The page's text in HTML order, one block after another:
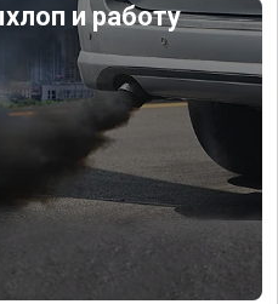
и работу